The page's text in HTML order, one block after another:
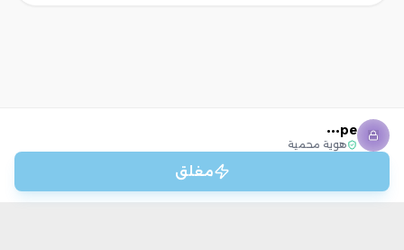
pe•••
هوية محمية
مغلق